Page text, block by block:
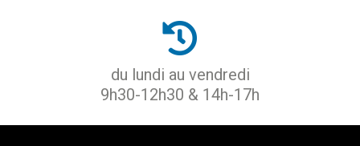
du lundi au vendredi
9h30-12h30 & 14h-17h